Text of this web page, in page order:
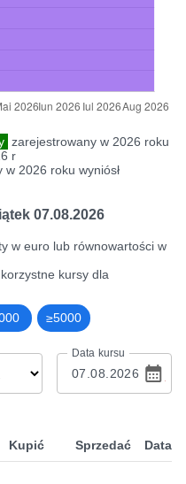
zarejestrowany w 2026 roku
r
w 2026 roku wyniósł
07.08.2026
w euro lub równowartości w
kursy dla
≥5000
Data kursu
Kupić Sprzedać Data